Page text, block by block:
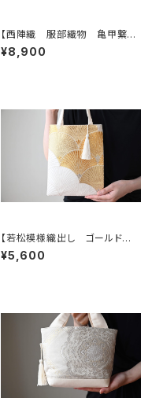
【西陣織 服部織物 亀甲繋ぎ
に鳳凰・花模様 帯リメイク ト
ートバッグ】日常使い、結婚式、パ
¥8,900
【若松模様織出し ゴールド
シルク帯リメイク ミニサブバック
フォーマルバック】日常使い、結
¥5,600